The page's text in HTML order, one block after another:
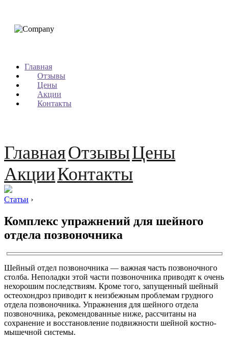
Главная
Отзывы
Цены
Акции
Контакты
ГлавнаяОтзывыЦены
АкцииКонтакты
Статьи ›
Комплекс упражнений для шейного
отдела позвоночника
Шейный отдел позвоночника — важная часть позвоночного
столба. Неполадки этой части позвоночника приводят к очень
нехорошим последствиям. Кроме того, запущенный шейный
остеохондроз приводит к неизбежным проблемам грудного
отдела позвоночника. Упражнения для шейного отдела
позвоночника, рекомендованные ниже, рассчитаны на
сохранение и восстановление подвижности шейной костно-
мышечной системы.